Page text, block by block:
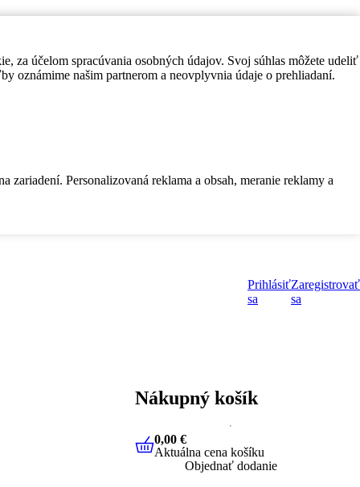
za účelom spracúvania osobných údajov. Svoj súhlas môžete udeliť
oznámime našim partnerom a neovplyvnia údaje o prehliadaní.
Personalizovaná reklama a obsah, meranie reklamy a
Prihlásiť
sa
Zaregistrovať
sa
Nákupný košík
0,00 €Aktuálna cena košíku
0,00 €
Aktuálna cena košíku
Objednať dodanie